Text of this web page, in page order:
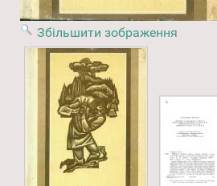
Збільшити зображення